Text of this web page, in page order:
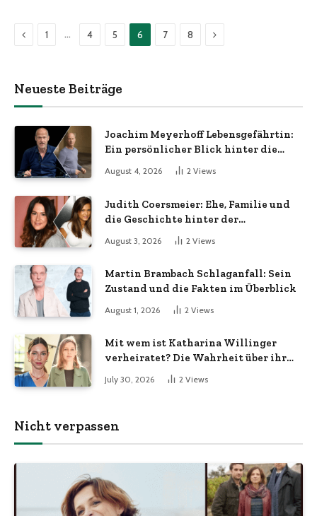
Previous
1 … 4 5 6 7 8 Next
Neueste Beiträge
Joachim Meyerhoff Lebensgefährtin:
Ein persönlicher Blick hinter die
August 4, 2026 2 Views
Judith Coersmeier: Ehe, Familie und
die Geschichte hinter der
Öffentlichkeit
August 3, 2026 2 Views
Martin Brambach Schlaganfall: Sein
Zustand und die Fakten im Überblick
August 1, 2026 2 Views
Mit wem ist Katharina Willinger
verheiratet? Die Wahrheit über ihr
Familienleben
July 30, 2026 2 Views
Nicht verpassen